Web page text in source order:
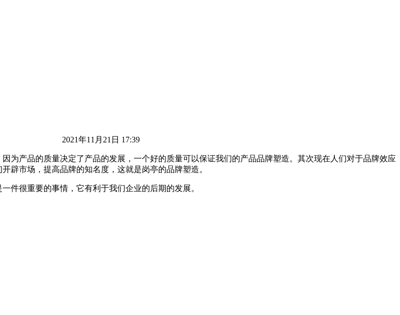
2021年11月21日 17:39
为产品的质量决定了产品的发展，一个好的质量可以保证我们的产品品牌塑造。其次现在人们对于品牌效应
辟市场，提高品牌的知名度，这就是岗亭的品牌塑造。
件很重要的事情，它有利于我们企业的后期的发展。